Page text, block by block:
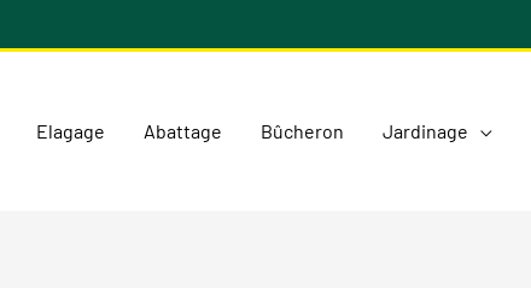
Elagage Abattage Bûcheron Jardinage